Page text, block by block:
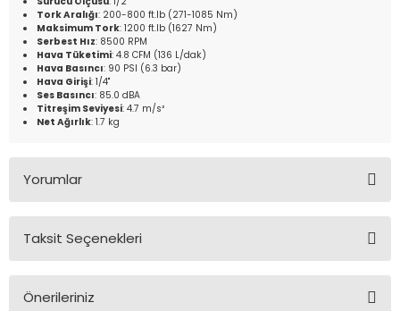
Tork Aralığı: 200-800 ft.lb (271-1085 Nm)
Maksimum Tork: 1200 ft.lb (1627 Nm)
Serbest Hız: 8500 RPM
Hava Tüketimi: 4.8 CFM (136 L/dak)
Hava Basıncı: 90 PSI (6.3 bar)
Hava Girişi: 1/4"
Ses Basıncı: 85.0 dBA
Titreşim Seviyesi: 4.7 m/s²
Net Ağırlık: 1.7 kg
Yorumlar
Taksit Seçenekleri
Önerileriniz